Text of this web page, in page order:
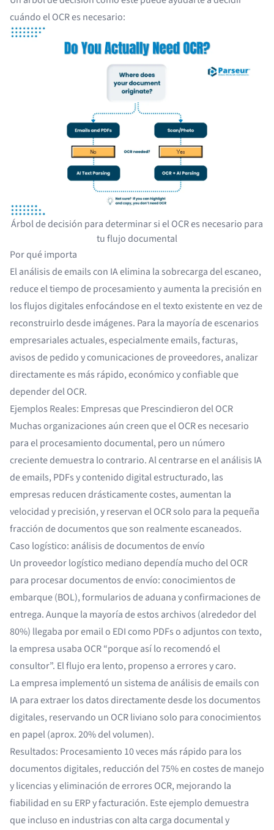
cuándo el OCR es necesario:
Árbol de decisión para determinar si el OCR es necesario para
tu flujo documental
Por qué importa
El análisis de emails con IA elimina la sobrecarga del escaneo,
reduce el tiempo de procesamiento y aumenta la precisión en
los flujos digitales enfocándose en el texto existente en vez de
reconstruirlo desde imágenes. Para la mayoría de escenarios
empresariales actuales, especialmente emails, facturas,
avisos de pedido y comunicaciones de proveedores, analizar
directamente es más rápido, económico y confiable que
depender del OCR.
Ejemplos Reales: Empresas que Prescindieron del OCR
Muchas organizaciones aún creen que el OCR es necesario
para el procesamiento documental, pero un número
creciente demuestra lo contrario. Al centrarse en el análisis IA
de emails, PDFs y contenido digital estructurado, las
empresas reducen drásticamente costes, aumentan la
velocidad y precisión, y reservan el OCR solo para la pequeña
fracción de documentos que son realmente escaneados.
Caso logístico: análisis de documentos de envío
Un proveedor logístico mediano dependía mucho del OCR
para procesar documentos de envío: conocimientos de
embarque (BOL), formularios de aduana y confirmaciones de
entrega. Aunque la mayoría de estos archivos (alrededor del
80%) llegaba por email o EDI como PDFs o adjuntos con texto,
la empresa usaba OCR “porque así lo recomendó el
consultor”. El flujo era lento, propenso a errores y caro.
La empresa implementó un sistema de análisis de emails con
IA para extraer los datos directamente desde los documentos
digitales, reservando un OCR liviano solo para conocimientos
en papel (aprox. 20% del volumen).
Resultados: Procesamiento 10 veces más rápido para los
documentos digitales, reducción del 75% en costes de manejo
y licencias y eliminación de errores OCR, mejorando la
fiabilidad en su ERP y facturación. Este ejemplo demuestra
que incluso en industrias con alta carga documental y